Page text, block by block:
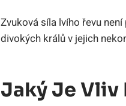
Zvuková síla lvího řevu
divokých králů v jejich
Jaký Je Vliv